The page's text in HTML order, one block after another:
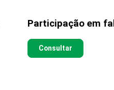
Participação em
Consultar